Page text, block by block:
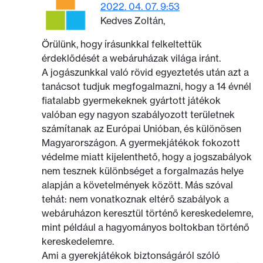
2022. 04. 07. 9:53
Kedves Zoltán,
Örülünk, hogy írásunkkal felkeltettük
érdeklődését a webáruházak világa iránt.
A jogászunkkal való rövid egyeztetés után azt a
tanácsot tudjuk megfogalmazni, hogy a 14 évnél
fiatalabb gyermekeknek gyártott játékok
valóban egy nagyon szabályozott területnek
számítanak az Európai Unióban, és különösen
Magyarországon. A gyermekjátékok fokozott
védelme miatt kijelenthető, hogy a jogszabályok
nem tesznek különbséget a forgalmazás helye
alapján a követelmények között. Más szóval
tehát: nem vonatkoznak eltérő szabályok a
webáruházon keresztül történő kereskedelemre,
mint például a hagyományos boltokban történő
kereskedelemre.
Ami a gyerekjátékok biztonságáról szóló